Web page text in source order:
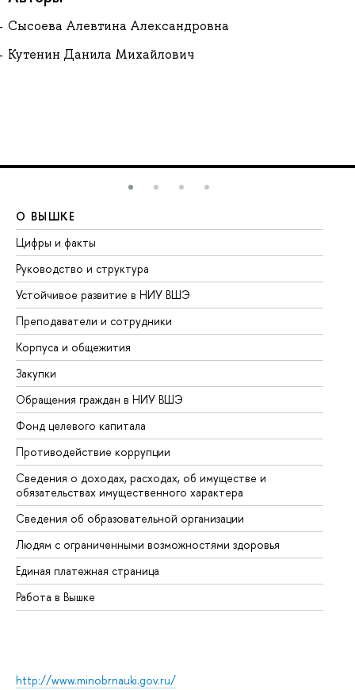
Сысоева Алевтина Александровна
Кутенин Данила Михайлович
О ВЫШКЕ
Цифры и факты
Руководство и структура
Устойчивое развитие в НИУ ВШЭ
Преподаватели и сотрудники
Корпуса и общежития
Закупки
Обращения граждан в НИУ ВШЭ
Фонд целевого капитала
Противодействие коррупции
Сведения о доходах, расходах, об имуществе и
обязательствах имущественного характера
Сведения об образовательной организации
Людям с ограниченными возможностями здоровья
Единая платежная страница
Работа в Вышке
http://www.minobrnauki.gov.ru/